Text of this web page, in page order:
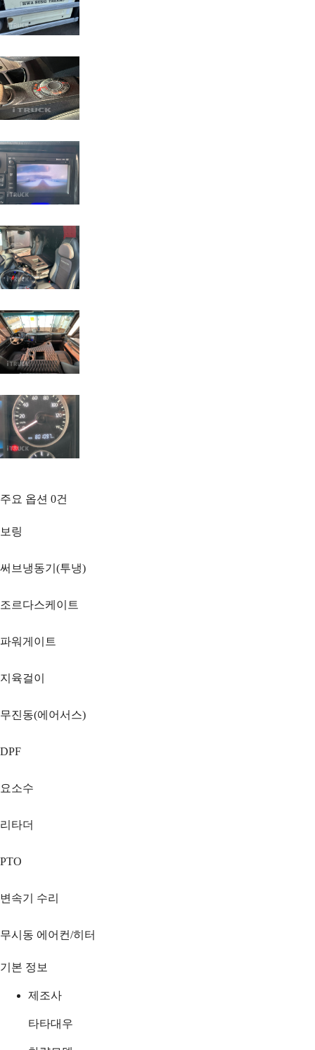
주요 옵션 0건
보링
써브냉동기(투냉)
조르다스케이트
파워게이트
지육걸이
무진동(에어서스)
DPF
요소수
리타더
PTO
변속기 수리
무시동 에어컨/히터
기본 정보
제조사
타타대우